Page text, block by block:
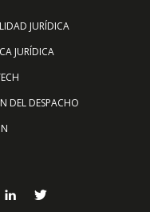
JURÍDICA
JURÍDICA
DEL DESPACHO